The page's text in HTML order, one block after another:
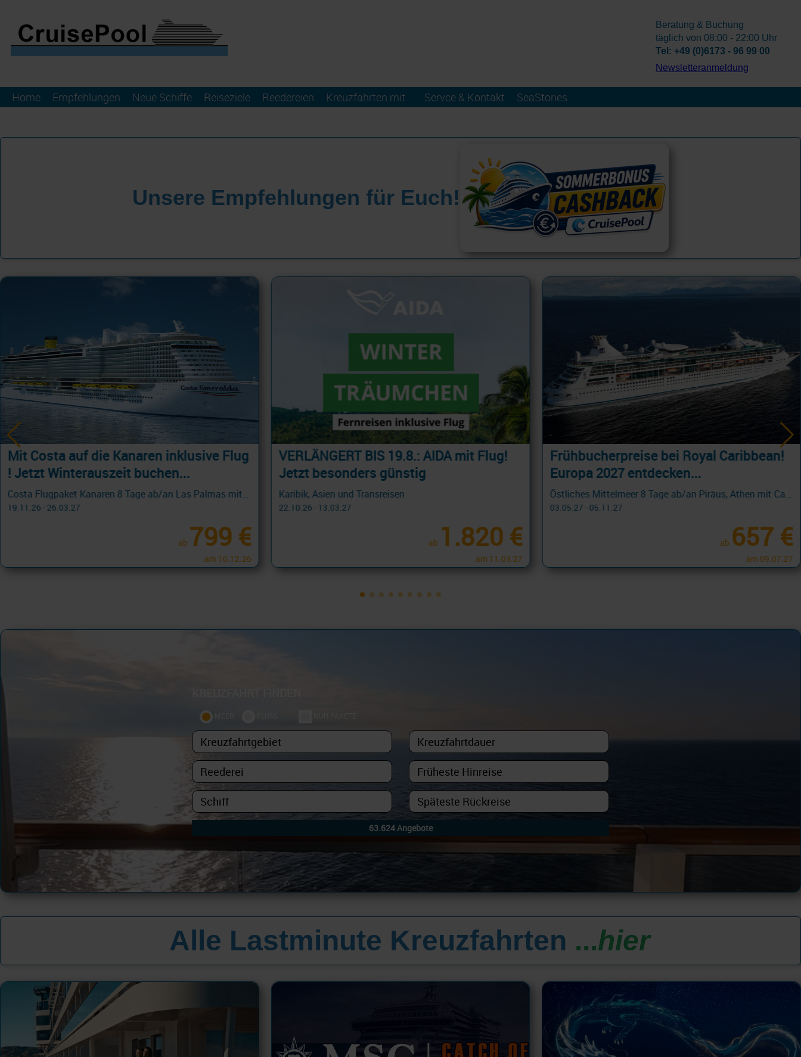
Home Empfehlungen Neue Schiffe Reiseziele Reedereien Kreuzfahrten mit... Servce & Kontakt SeaStories
Beratung & Buchung
täglich von 08:00 - 22:00 Uhr
Tel: +49 (0)6173 - 96 99 00
­Newsletteranmeldung
Unsere Empfehlungen für Euch!
VERLÄNGERT BIS 19.8.: AIDA mit Flug!
Jetzt besonders günstig
Karibik, Asien und Transreisen
22.10.26 - 13.03.27
1.820 €
am 11.03.27
Frühbucherpreise bei Royal Caribbean!
Europa 2027 entdecken...
03.05.27 - 05.11.27
ab 657 €
am 09.07.27
BIS 19.8.: AIDA Kanaren Sale!
19.10.26 - 24.03.27
579 €
Alle Lastminute Kreuzfahrten ...hier